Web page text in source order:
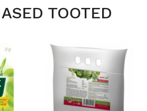
TOOTED